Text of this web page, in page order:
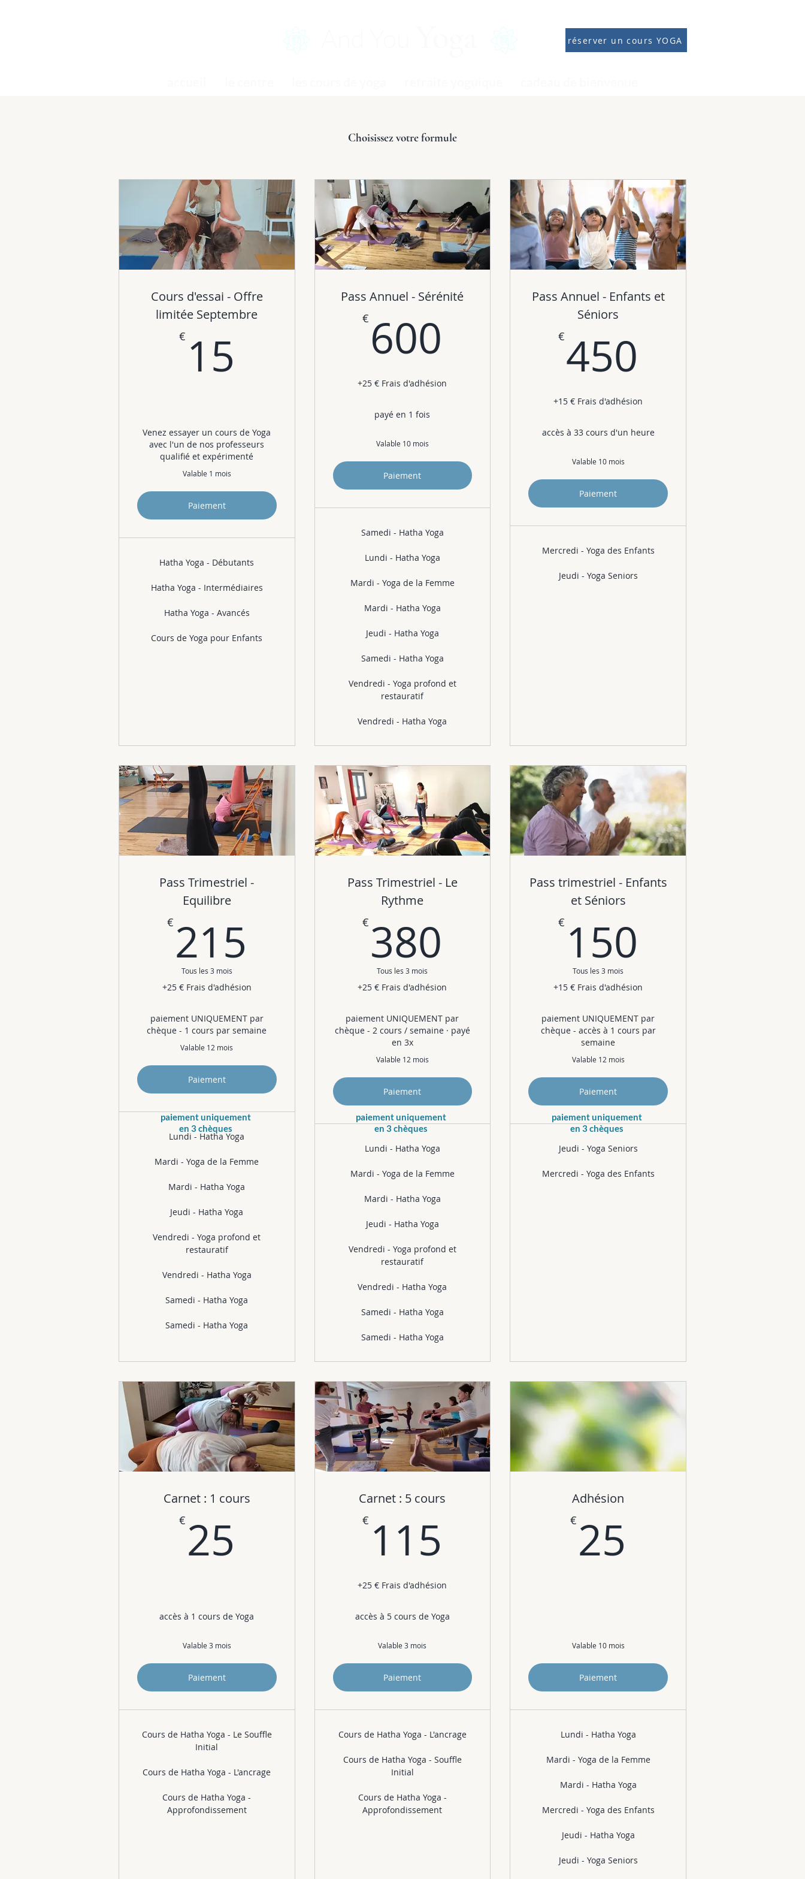
réserver un cours YOGA
Choisissez votre formule
Cours d'essai - Offre
limitée Septembre
€ 15
Venez essayer un cours de Yoga
avec l'un de nos professeurs
qualifié et expérimenté
Valable 1 mois
Paiement
Hatha Yoga - Débutants
Hatha Yoga - Intermédiaires
Hatha Yoga - Avancés
Cours de Yoga pour Enfants
Pass Annuel - Sérénité
€ 600
+25 € Frais d'adhésion
payé en 1 fois
Valable 10 mois
Paiement
Samedi - Hatha Yoga
Lundi - Hatha Yoga
Mardi - Yoga de la Femme
Mardi - Hatha Yoga
Jeudi - Hatha Yoga
Samedi - Hatha Yoga
Vendredi - Yoga profond et
restauratif
Vendredi - Hatha Yoga
Pass Annuel - Enfants et
Séniors
€450
+15 € Frais d'adhésion
accès à 33 cours d'un heure
Valable 10 mois
Paiement
Mercredi - Yoga des Enfants
Jeudi - Yoga Seniors
Pass Trimestriel -
Equilibre
€ 215
Tous les 3 mois
+25 € Frais d'adhésion
paiement UNIQUEMENT par
chèque - 1 cours par semaine
Valable 12 mois
Paiement
Lundi - Hatha Yoga
Mardi - Yoga de la Femme
Mardi - Hatha Yoga
Jeudi - Hatha Yoga
Vendredi - Yoga profond et
restauratif
Vendredi - Hatha Yoga
Samedi - Hatha Yoga
Samedi - Hatha Yoga
Pass Trimestriel - Le
Rythme
€ 380
Tous les 3 mois
+25 € Frais d'adhésion
paiement UNIQUEMENT par
chèque - 2 cours / semaine · payé
en 3x
Valable 12 mois
Paiement
Lundi - Hatha Yoga
Mardi - Yoga de la Femme
Mardi - Hatha Yoga
Jeudi - Hatha Yoga
Vendredi - Yoga profond et
restauratif
Vendredi - Hatha Yoga
Samedi - Hatha Yoga
Samedi - Hatha Yoga
Pass trimestriel - Enfants
et Séniors
€ 150
Tous les 3 mois
+15 € Frais d'adhésion
paiement UNIQUEMENT par
chèque - accès à 1 cours par
semaine
Valable 12 mois
Paiement
Jeudi - Yoga Seniors
Mercredi - Yoga des Enfants
Carnet : 1 cours
€ 25
accès à 1 cours de Yoga
Valable 3 mois
Paiement
Cours de Hatha Yoga - Le Souffle
Initial
Cours de Hatha Yoga - L'ancrage
Cours de Hatha Yoga -
Approfondissement
Carnet : 5 cours
€ 115
+25 € Frais d'adhésion
accès à 5 cours de Yoga
Valable 3 mois
Paiement
Cours de Hatha Yoga - L'ancrage
Cours de Hatha Yoga - Souffle
Initial
Cours de Hatha Yoga -
Approfondissement
Adhésion
€ 25
Valable 10 mois
Paiement
Lundi - Hatha Yoga
Mardi - Yoga de la Femme
Mardi - Hatha Yoga
Mercredi - Yoga des Enfants
Jeudi - Hatha Yoga
Jeudi - Yoga Seniors
paiement uniquement
en 3 chèques
paiement uniquement
en 3 chèques
paiement uniquement
en 3 chèques